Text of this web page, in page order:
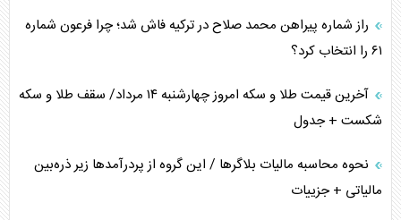
راز شماره پیراهن محمد صلاح در ترکیه فاش شد؛ چرا فرعون شماره
۶۱ را انتخاب کرد؟
آخرین قیمت طلا و سکه امروز چهارشنبه ۱۴ مرداد/ سقف طلا و سکه
شکست + جدول
نحوه محاسبه مالیات بلاگر‌ها / این گروه از پردرآمد‌ها زیر ذره‌بین
مالیاتی + جزییات